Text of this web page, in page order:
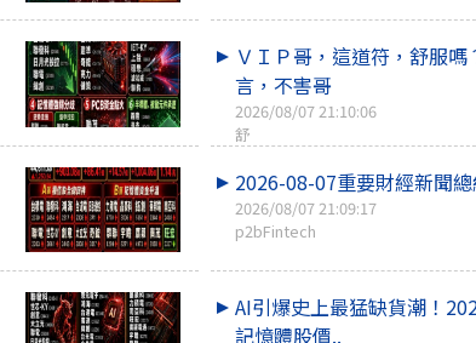
ＶＩＰ哥，這道符，舒服
言，不害哥
2026/08/07 21:10:06
舒
2026-08-07重要財經新聞
2026/08/07 21:09:17
p2bFintech
AI引爆史上最猛缺貨潮！
記憶體股價..